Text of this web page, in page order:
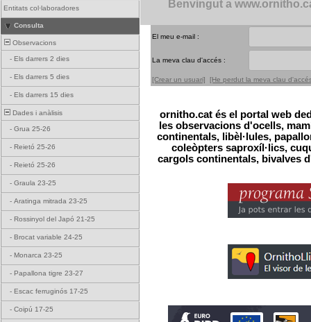
Entitats col·laboradores
Consulta
Observacions
- Els darrers 2 dies
- Els darrers 5 dies
- Els darrers 15 dies
Dades i anàlisis
- Grua 25-26
- Reietó 25-26
- Reietó 25-26
- Graula 23-25
- Aratinga mitrada 23-25
- Rossinyol del Japó 21-25
- Brocat variable 24-25
- Monarca 23-25
- Papallona tigre 23-27
- Escac ferruginós 17-25
- Coipú 17-25
Benvingut a
El meu e-mail :
La meva clau d'accés :
[Crear un usuari] [He perdut la meva clau
ornitho.cat és el portal web
les observacions d'ocells,
continentals, libèl·lules,
coleòpters saproxíl·lics,
cargols continentals, bivalves